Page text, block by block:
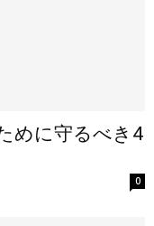
めに守るべき4
0